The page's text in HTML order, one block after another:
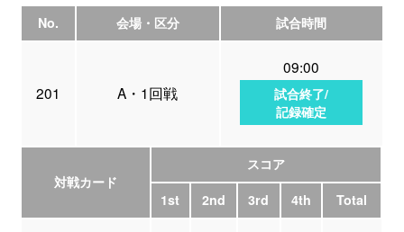
No. 会場・区分 試合時間
201 A・1回戦
09:00
試合終了/
記録確定
対戦カード
スコア
1st
2nd 3rd 4th Total